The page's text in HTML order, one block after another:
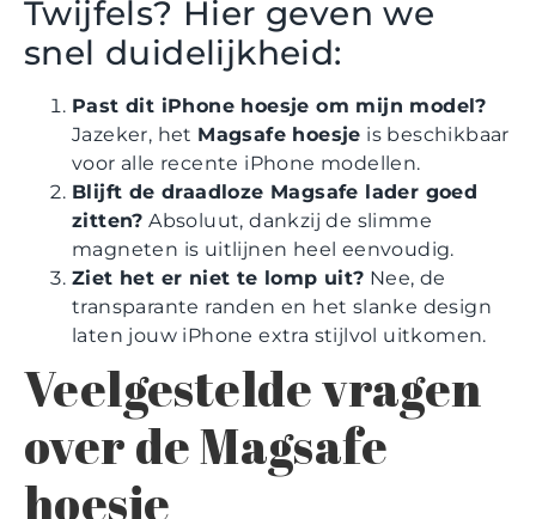
Twijfels? Hier geven we
snel duidelijkheid:
Past dit iPhone hoesje om mijn model?
Jazeker, het Magsafe hoesje is beschikbaar
voor alle recente iPhone modellen.
Blijft de draadloze Magsafe lader goed
zitten? Absoluut, dankzij de slimme
magneten is uitlijnen heel eenvoudig.
Ziet het er niet te lomp uit? Nee, de
transparante randen en het slanke design
laten jouw iPhone extra stijlvol uitkomen.
Veelgestelde vragen
over de Magsafe
hoesje